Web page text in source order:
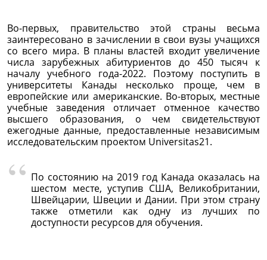
Во-первых, правительство этой страны весьма
заинтересовано в зачислении в свои вузы учащихся
со всего мира. В планы властей входит увеличение
числа зарубежных абитуриентов до 450 тысяч к
началу учебного года-2022. Поэтому поступить в
университеты Канады несколько проще, чем в
европейские или американские. Во-вторых, местные
учебные заведения отличает отменное качество
высшего образования, о чем свидетельствуют
ежегодные данные, предоставленные независимым
исследовательским проектом Universitas21.
По состоянию на 2019 год Канада оказалась на
шестом месте, уступив США, Великобритании,
Швейцарии, Швеции и Дании. При этом страну
также отметили как одну из лучших по
доступности ресурсов для обучения.